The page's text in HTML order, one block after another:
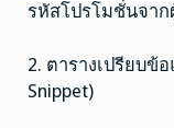
รหัสโปรโมชั่นจา
2. ตารางเปรียบข้
Snippet)